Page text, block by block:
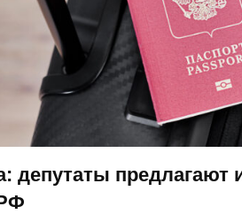
депутаты предлагают